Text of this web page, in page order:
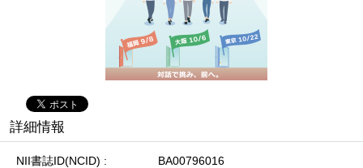
詳細情報
NII書誌ID(NCID)
BA00796016